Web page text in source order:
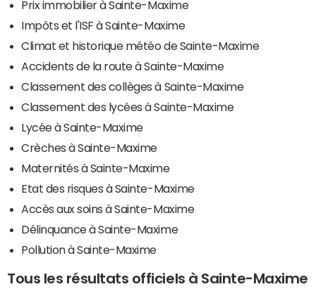
Prix immobilier à Sainte-Maxime
Impôts et l'ISF à Sainte-Maxime
Climat et historique météo de Sainte-Maxime
Accidents de la route à Sainte-Maxime
Classement des collèges à Sainte-Maxime
Classement des lycées à Sainte-Maxime
Lycée à Sainte-Maxime
Crèches à Sainte-Maxime
Maternités à Sainte-Maxime
Etat des risques à Sainte-Maxime
Accès aux soins à Sainte-Maxime
Délinquance à Sainte-Maxime
Pollution à Sainte-Maxime
Tous les résultats officiels à Sainte-Maxime